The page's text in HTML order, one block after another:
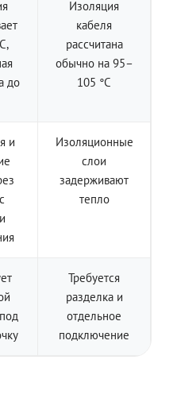
до
Изоляция
кабеля
рассчитана
обычно на 95–
105 °C
и
Изоляционные
слои
задерживают
тепло
Требуется
разделка и
отдельное
подключение